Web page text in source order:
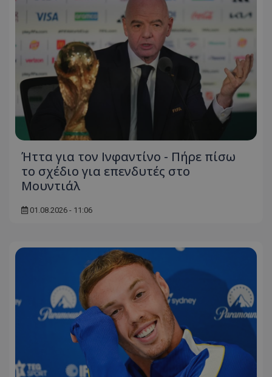
Ήττα για τον Ινφαντίνο - Πήρε πίσω
το σχέδιο για επενδυτές στο
Μουντιάλ
01.08.2026 - 11:06